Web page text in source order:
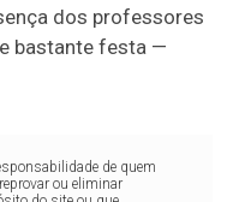
dos professores
bastante festa —
de quem
ou eliminar